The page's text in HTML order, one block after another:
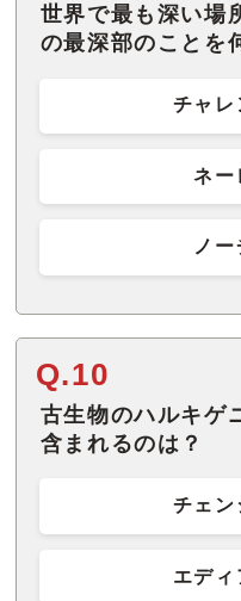
世界で最も深い場
の最深部のことを
チャレ
ネー
ノ
Q.10
古生物のハルキゲ
含まれるのは？
チェン
エディ